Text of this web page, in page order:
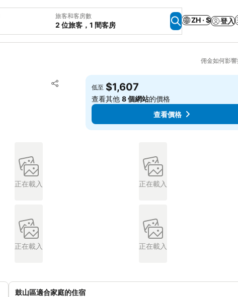
旅客和客房數
2 位旅客，1 間客房
ZH · $ 登入
佣金如何影
分享
加入我的最愛
低至 $1,607
查看其他8 個網站的價格
查看價格
正在載入 正在載入
正在載入 正在載入
鼓山區適合家庭的住宿